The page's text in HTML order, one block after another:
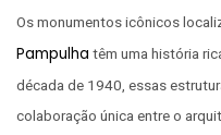
Os monumentos icônicos
Pampulha têm uma história
década de 1940, essas
colaboração única entre o